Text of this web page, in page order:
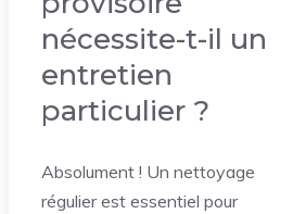
nécessite-t-il un
entretien
particulier ?
Absolument ! Un nettoyage
régulier est essentiel pour